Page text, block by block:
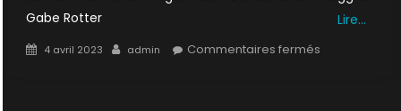
Gabe Rotter
Lire…
Posted
4 avril 2023 Author
admin Commentaires ferméssur